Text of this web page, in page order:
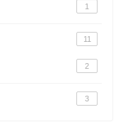
1
11
2
3